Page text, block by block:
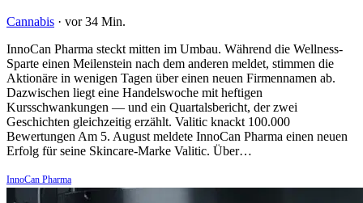
Cannabis · vor 34 Min.
InnoCan Pharma steckt mitten im Umbau. Während die Wellness-
Sparte einen Meilenstein nach dem anderen meldet, stimmen die
Aktionäre in wenigen Tagen über einen neuen Firmennamen ab.
Dazwischen liegt eine Handelswoche mit heftigen
Kursschwankungen — und ein Quartalsbericht, der zwei
Geschichten gleichzeitig erzählt. Valitic knackt 100.000
Bewertungen Am 5. August meldete InnoCan Pharma einen neuen
Erfolg für seine Skincare-Marke Valitic. Über…
InnoCan Pharma